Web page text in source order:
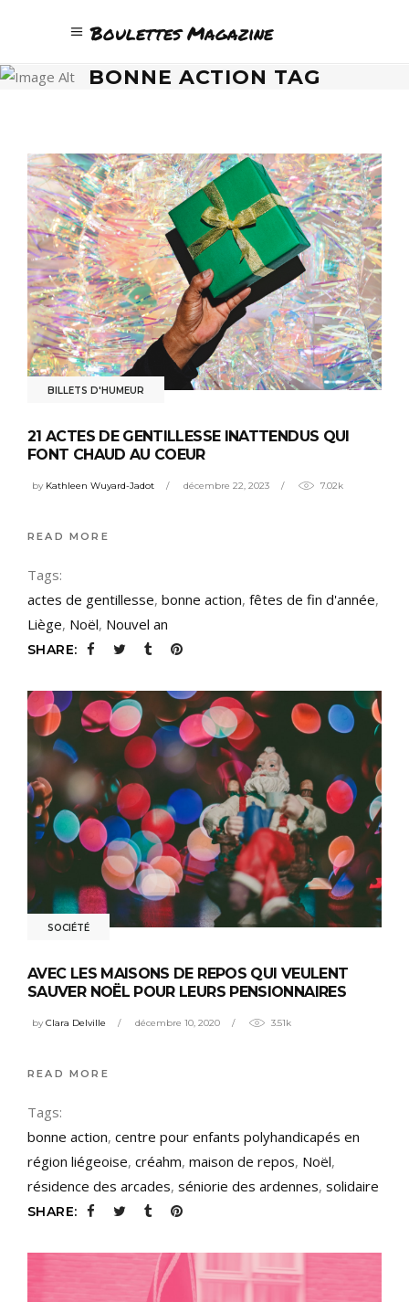
Boulettes Magazine
BONNE ACTION TAG
BILLETS D'HUMEUR
21 ACTES DE GENTILLESSE INATTENDUS QUI
FONT CHAUD AU COEUR
by Kathleen Wuyard-Jadot décembre 22, 2023 7.02k
READ MORE
Tags:
actes de gentillesse, bonne action, fêtes de fin d'année,
Liège, Noël, Nouvel an
SHARE:
SOCIÉTÉ
AVEC LES MAISONS DE REPOS QUI VEULENT
SAUVER NOËL POUR LEURS PENSIONNAIRES
byClara Delville décembre 10, 2020 3.51k
READ MORE
Tags:
bonne action, centre pour enfants polyhandicapés en
région liégeoise, créahm, maison de repos, Noël,
résidence des arcades, séniorie des ardennes, solidaire
SHARE: